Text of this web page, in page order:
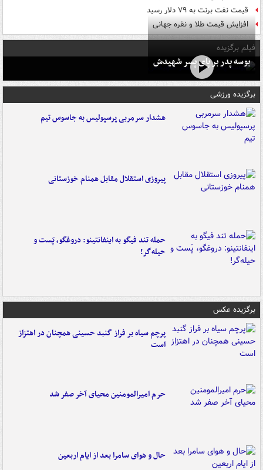
قیمت نفت برنت به ۷۹ دلار رسید
افزایش قیمت طلا و نقره جهانی
فیلم برگزیده
بوسه‌ پدر بر پای پسر شهیدش
برگزیده ورزشی
هشدار سرمربی پرسپولیس به جاسوس تیم
پیروزی استقلال مقابل همنام خوزستانی
حمله تند فیگو به اینفانتینو: دروغگو، پَست‌ و
حیله‌گر!
برگزیده عکس
پرچم سیاه بر فراز گنبد حسینی همچنان در اهتزاز
است
حرم امیرالمومنین محیای آخر صفر شد
حال و هوای سامرا بعد از ایام اربعین